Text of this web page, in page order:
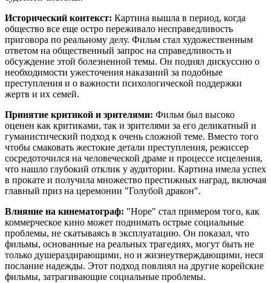
Исторический контекст: Картина вышла в период, когда
общество все еще остро переживало несправедливость
приговора по реальному делу. Фильм стал художественным
ответом на общественный запрос на справедливость и
обсуждение этой болезненной темы. Он поднял дискуссию о
необходимости ужесточения наказаний за подобные
преступления и о важности психологической поддержки
жертв и их семей.
Принятие критикой и зрителями: Фильм был высоко
оценен как критиками, так и зрителями за его деликатный и
гуманистический подход к очень сложной теме. Вместо того
чтобы смаковать жестокие детали преступления, режиссер
сосредоточился на человеческой драме и процессе исцеления,
что нашло глубокий отклик у аудитории. Картина имела успех
в прокате и получила множество престижных наград, включая
главный приз на церемонии "Голубой дракон".
Влияние на кинематограф: "Hope" стал примером того, как
коммерческое кино может поднимать острые социальные
проблемы, не скатываясь в эксплуатацию. Он показал, что
фильмы, основанные на реальных трагедиях, могут быть не
только душераздирающими, но и жизнеутверждающими, неся
послание надежды. Этот подход повлиял на другие корейские
фильмы, затрагивающие социальные проблемы.